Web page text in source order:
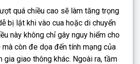
quá chiều cao sẽ làm tăng trọng
bị lật khi vào cua hoặc di chuyển
này không chỉ gây nguy hiểm cho
còn đe dọa đến tính mạng của
gia giao thông khác. Ngoài ra, tầm